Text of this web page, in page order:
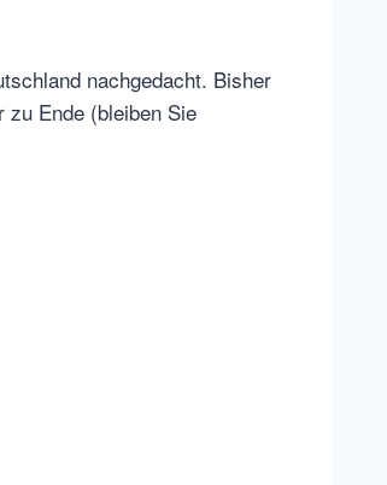
nachgedacht. Bisher
Ende (bleiben Sie